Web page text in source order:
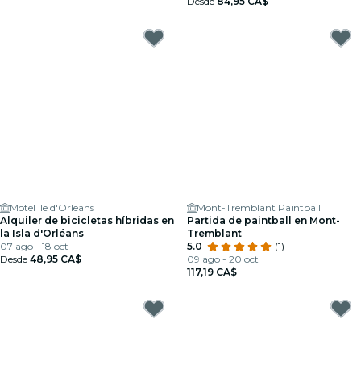
Motel Ile d'Orleans
Alquiler de bicicletas híbridas en
la Isla d'Orléans
07 ago - 18 oct
Desde 48,95 CA$
Mont-Tremblant Paintball
Partida de paintball en Mont-
Tremblant
5.0
(1)
09 ago - 20 oct
117,19 CA$